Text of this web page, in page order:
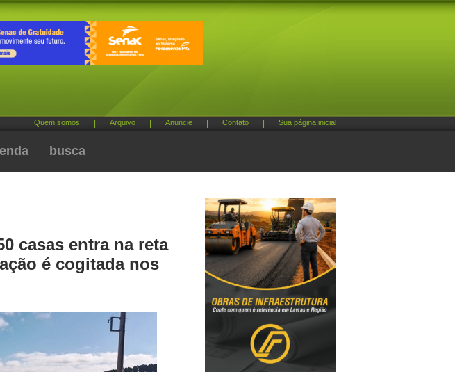
Quem somos Arquivo Anuncie Contato Sua página inicial
busca
casas entra na reta
é cogitada nos